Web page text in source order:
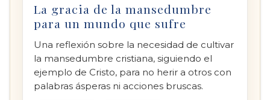
La gracia de la mansedumbre
para un mundo que sufre
Una reflexión sobre la necesidad de cultivar
la mansedumbre cristiana, siguiendo el
ejemplo de Cristo, para no herir a otros con
palabras ásperas ni acciones bruscas.